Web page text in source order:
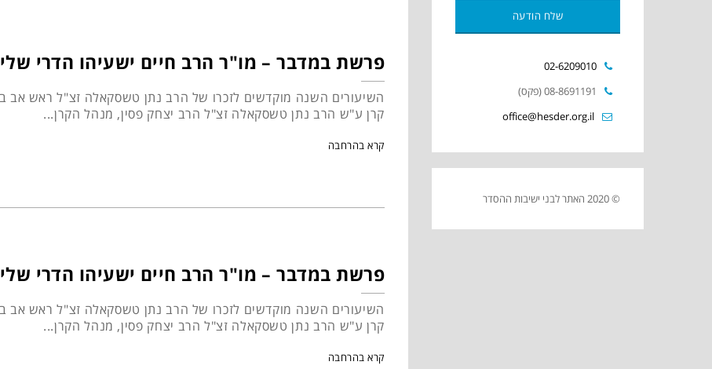
02-6209010
08-8691191 (פקס)
office@hesder.org.il
© 2020 האתר לבני ישיבות ההסדר
פרשת במדבר – מו"ר הרב חיים ישעיהו הדרי
השיעורים השנה מוקדשים לזכרו של הרב נתן טשסקאלה זצ"ל ראש אב
קרן ע"ש הרב נתן טשסקאלה זצ"ל הרב יצחק פסין, מנהל הקרן...
קרא בהרחבה
פרשת במדבר – מו"ר הרב חיים ישעיהו הדרי
השיעורים השנה מוקדשים לזכרו של הרב נתן טשסקאלה זצ"ל ראש אב
קרן ע"ש הרב נתן טשסקאלה זצ"ל הרב יצחק פסין, מנהל הקרן...
קרא בהרחבה